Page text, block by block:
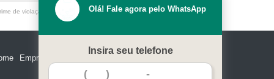
de violação de direito autoral – artigo 184 do Código Penal
Empresa
Olá! Fale agora pelo WhatsApp
Insira seu telefone